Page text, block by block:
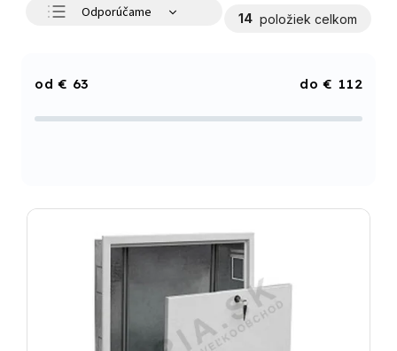
Odporúčame
Abecedne
14 položiek celkom
€ 63 € 112